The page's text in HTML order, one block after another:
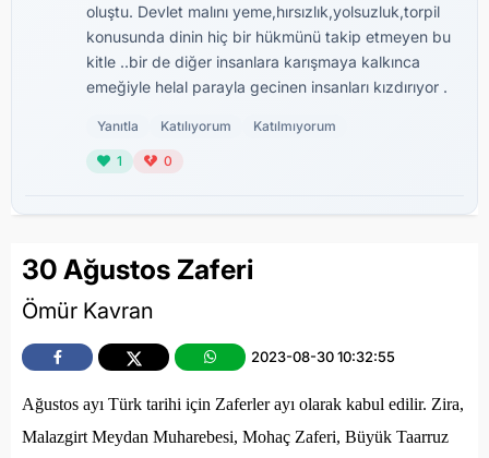
oluştu. Devlet malını yeme,hırsızlık,yolsuzluk,torpil
konusunda dinin hiç bir hükmünü takip etmeyen bu
kitle ..bir de diğer insanlara karışmaya kalkınca
emeğiyle helal parayla gecinen insanları kızdırıyor .
Yanıtla Katılıyorum Katılmıyorum
1 0
30 Ağustos Zaferi
Ömür Kavran
2023-08-30 10:32:55
Ağustos ayı Türk tarihi için Zaferler ayı olarak kabul edilir. Zira,
Malazgirt Meydan Muharebesi, Mohaç Zaferi, Büyük Taarruz